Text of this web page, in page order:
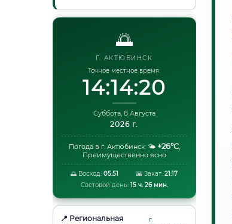
🌅
Г. АКТЮБИНСК
Точное местное время:
14:14:21
Суббота, 8 Августа
2026 г.
Погода в г. Актюбинск: 🌤️ +26°C,
Преимущественно ясно
🌅 Восход: 05:51 🌇 Закат:21:17
Световой день: 15 ч. 26 мин.
📍 Региональная
г.